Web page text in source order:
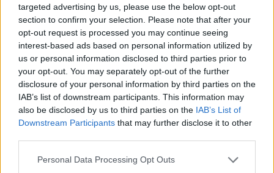
targeted advertising by us, please use the below opt-out
section to confirm your selection. Please note that after your
opt-out request is processed you may continue seeing
interest-based ads based on personal information utilized by
us or personal information disclosed to third parties prior to
your opt-out. You may separately opt-out of the further
disclosure of your personal information by third parties on the
IAB’s list of downstream participants. This information may
also be disclosed by us to third parties on the IAB’s List of
Downstream Participants that may further disclose it to other
Please note that this website/app uses one or more Google
Personal Data Processing Opt Outs
Tagy: drevo v interiéri minimalizmus
moderné bývanie novostavba rodinný dom
Zdieľať článok